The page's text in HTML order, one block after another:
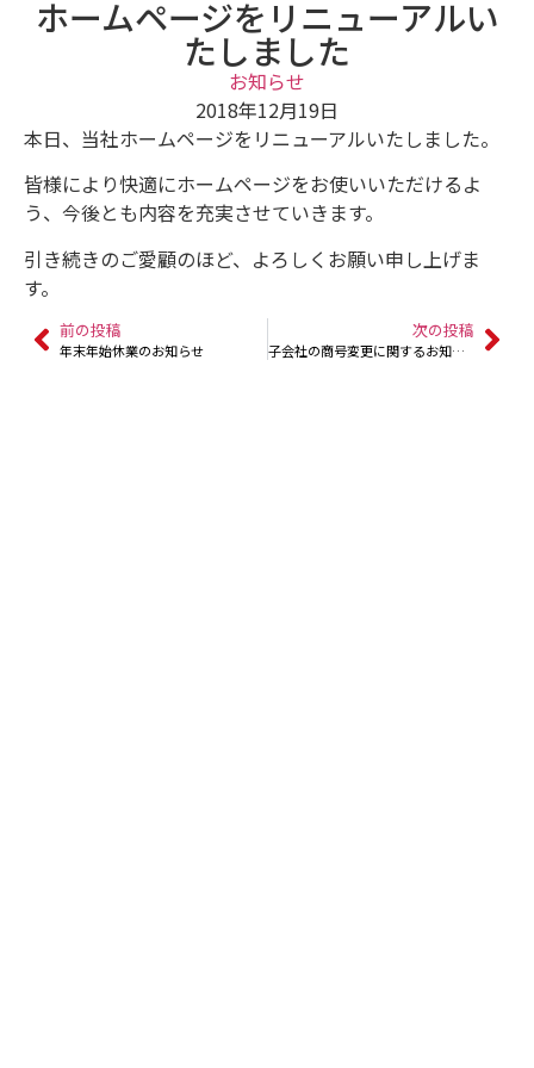
ホームページをリニューアルい
たしました
お知らせ
2018年12月19日
本日、当社ホームページをリニューアルいたしました。
皆様により快適にホームページをお使いいただけるよ
う、今後とも内容を充実させていきます。
引き続きのご愛顧のほど、よろしくお願い申し上げま
す。
前の投稿
年末年始休業のお知らせ
次の投稿
子会社の商号変更に関するお知らせ